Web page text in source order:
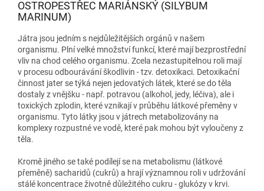
OSTROPESTŘEC MARIÁNSKÝ (SILYBUM
MARINUM)
Játra jsou jedním s nejdůležitějších orgánů v našem
organismu. Plní velké množství funkcí, které mají bezprostřední
vliv na chod celého organismu. Zcela nezastupitelnou roli mají
v procesu odbourávání škodlivin - tzv. detoxikaci. Detoxikační
činnost jater se týká nejen jedovatých látek, které se do těla
dostaly z vnějšku - např. potravou (alkohol, jedy, léčiva), ale i
toxických zplodin, které vznikají v průběhu látkové přeměny v
organismu. Tyto látky jsou v játrech metabolizovány na
komplexy rozpustné ve vodě, které pak mohou být vyloučeny z
těla.
Kromě jiného se také podílejí se na metabolismu (látkové
přeměně) sacharidů (cukrů) a hrají významnou roli v udržování
stálé koncentrace životně důležitého cukru - glukózy v krvi.